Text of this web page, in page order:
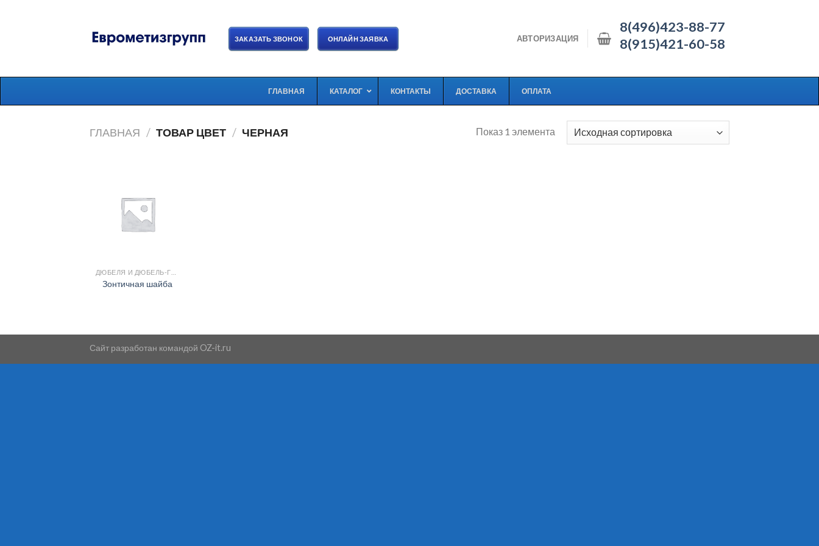
ЗАКАЗАТЬ ЗВОНОК ОНЛАЙН ЗАЯВКА АВТОРИЗАЦИЯ
8(496)423-88-77
8(915)421-60-58
ГЛАВНАЯ КАТАЛОГ КОНТАКТЫ ДОСТАВКА ОПЛАТА
ГЛАВНАЯ / ТОВАР ЦВЕТ / ЧЕРНАЯ Показ 1 элемента
Зонтичная шайба
Сайт разработан командой OZ-it.ru